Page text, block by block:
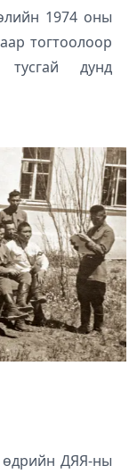
1974 оны
тогтоолоор
дунд
ДЯЯ-ны